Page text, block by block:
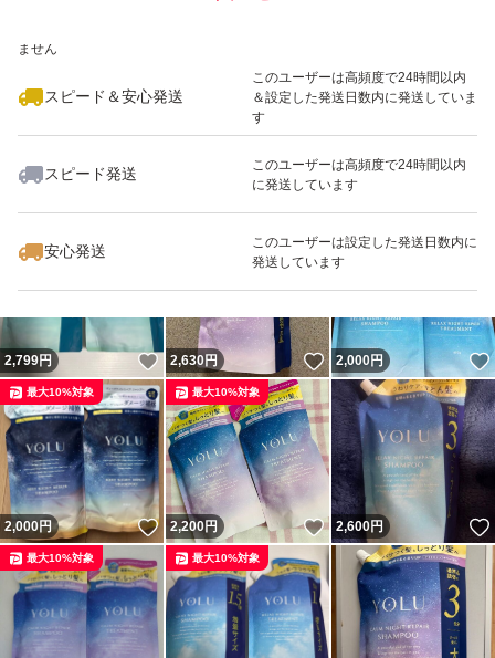
ません
スピード＆安心発送
このユーザーは高頻度で24時間以内
＆設定した発送日数内に発送していま
す
スピード発送
このユーザーは高頻度で24時間以内
に発送しています
安心発送
このユーザーは設定した発送日数内に
発送しています
いいね！
2,600
2,799円 いいね！
2,630円 いいね！
2,000円
2,000円 いいね！
最大10%対象
2,200円 いいね！
最大10%対象
2,600円
最大10%対象 最大10%対象